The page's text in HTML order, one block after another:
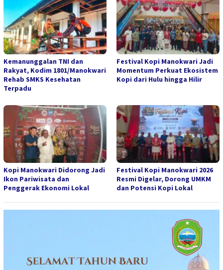
Kemanunggalan TNI dan
Rakyat, Kodim 1801/Manokwari
Rehab SMKS Kesehatan
Terpadu
Festival Kopi Manokwari Jadi
Momentum Perkuat Ekosistem
Kopi dari Hulu hingga Hilir
Kopi Manokwari Didorong Jadi
Ikon Pariwisata dan
Penggerak Ekonomi Lokal
Festival Kopi Manokwari 2026
Resmi Digelar, Dorong UMKM
dan Potensi Kopi Lokal